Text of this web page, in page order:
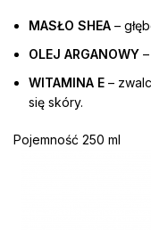
MASŁO SHEA –
OLEJ ARGANOWY
WITAMINA E –
się skóry.
Pojemność 250 ml